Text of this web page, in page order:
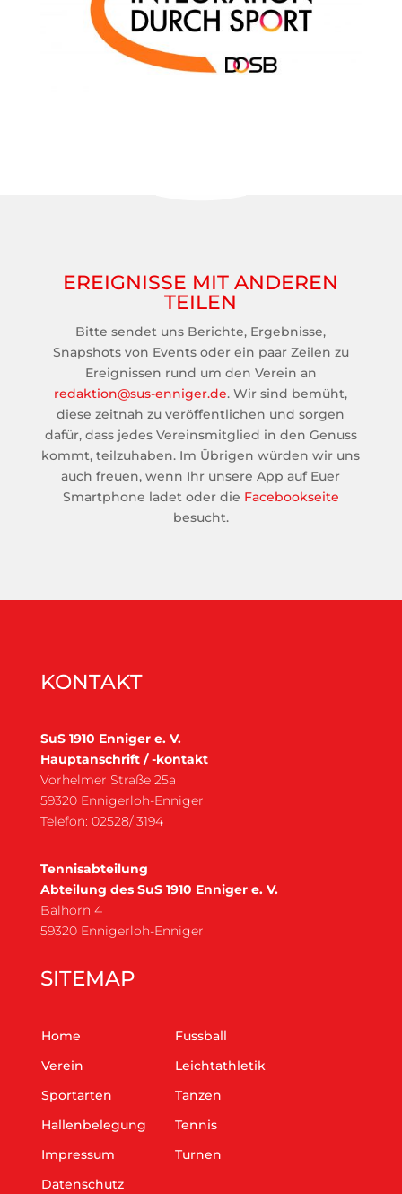
EREIGNISSE MIT ANDEREN
TEILEN
Bitte sendet uns Berichte, Ergebnisse,
Snapshots von Events oder ein paar Zeilen zu
Ereignissen rund um den Verein an
redaktion@sus-enniger.de. Wir sind bemüht,
diese zeitnah zu veröffentlichen und sorgen
dafür, dass jedes Vereinsmitglied in den Genuss
kommt, teilzuhaben. Im Übrigen würden wir uns
auch freuen, wenn Ihr unsere App auf Euer
Smartphone ladet oder die Facebookseite
besucht.
KONTAKT
SuS 1910 Enniger e. V.
Hauptanschrift / -kontakt
Vorhelmer Straße 25a
59320 Ennigerloh-Enniger
Telefon: 02528/ 3194
Tennisabteilung
Abteilung des SuS 1910 Enniger e. V.
Balhorn 4
59320 Ennigerloh-Enniger
SITEMAP
Home
Verein
Sportarten
Hallenbelegung
Impressum
Datenschutz
Fussball
Leichtathletik
Tanzen
Tennis
Turnen